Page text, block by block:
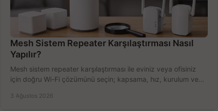
Mesh Sistem Repeater Karşılaştırması Nasıl
Yapılır?
Mesh sistem repeater karşılaştırması ile eviniz veya ofisiniz
için doğru Wi-Fi çözümünü seçin; kapsama, hız, kurulum ve
3 Ağustos 2026